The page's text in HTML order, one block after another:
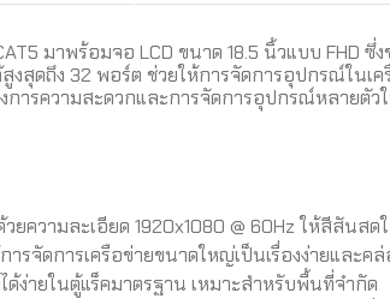
มาพร้อมจอ LCD ขนาด 18.5 นิ้วแบบ FHD
งสุดถึง 32 พอร์ต ช่วยให้การจัดการอุปกรณ์ในเ
รความสะดวกและการจัดการอุปกรณ์หลายตัวใ
ยความละเอียด 1920x1080 @ 60Hz ให้สีสันสด
รจัดการเครือข่ายขนาดใหญ่เป็นเรื่องง่ายและคล่
ด้ง่ายในตู้แร็คมาตรฐาน เหมาะสำหรับพื้นที่จำกัด